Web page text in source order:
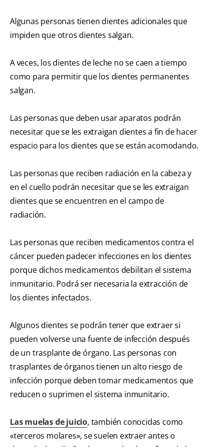
Algunas personas tienen dientes adicionales que
impiden que otros dientes salgan.
A veces, los dientes de leche no se caen a tiempo
como para permitir que los dientes permanentes
salgan.
Las personas que deben usar aparatos podrán
necesitar que se les extraigan dientes a fin de hacer
espacio para los dientes que se están acomodando.
Las personas que reciben radiación en la cabeza y
en el cuello podrán necesitar que se les extraigan
dientes que se encuentren en el campo de
radiación.
Las personas que reciben medicamentos contra el
cáncer pueden padecer infecciones en los dientes
porque dichos medicamentos debilitan el sistema
inmunitario. Podrá ser necesaria la extracción de
los dientes infectados.
Algunos dientes se podrán tener que extraer si
pueden volverse una fuente de infección después
de un trasplante de órgano. Las personas con
trasplantes de órganos tienen un alto riesgo de
infección porque deben tomar medicamentos que
reducen o suprimen el sistema inmunitario.
Las muelas de juicio, también conocidas como
«terceros molares», se suelen extraer antes o